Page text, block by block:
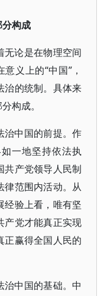
构成
无论是在物理空间
义上的“中国”，
治的统制。具体来
构成。
治中国的前提。作
一地坚持依法执
共产党领导人民制
律范围内活动。从
经验上看，唯有坚
产党才能真正实现
正赢得全国人民的
中国的基础。中